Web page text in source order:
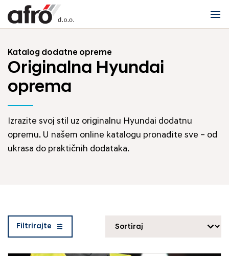
Katalog dodatne opreme
Originalna Hyundai
oprema
Izrazite svoj stil uz originalnu Hyundai dodatnu
opremu. U našem online katalogu pronađite sve – od
ukrasa do praktičnih dodataka.
Filtrirajte